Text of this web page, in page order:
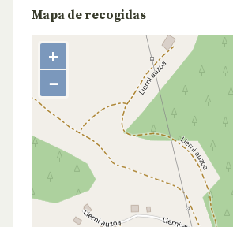
Mapa de recogidas
+
−